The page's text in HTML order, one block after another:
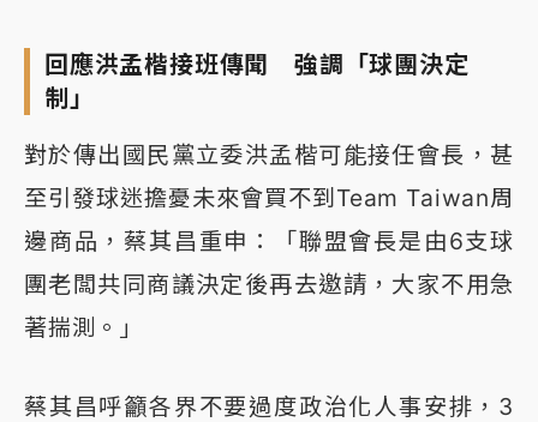
回應洪孟楷接班傳聞 強調「球團決定
制」
對於傳出國民黨立委洪孟楷可能接任會長，甚
至引發球迷擔憂未來會買不到Team Taiwan周
邊商品，蔡其昌重申：「聯盟會長是由6支球
團老闆共同商議決定後再去邀請，大家不用急
著揣測。」
蔡其昌呼籲各界不要過度政治化人事安排，3